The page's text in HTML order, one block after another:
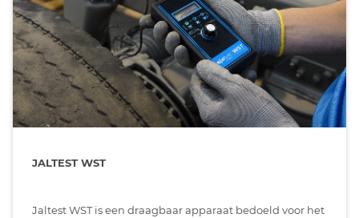
JALTEST WST
Jaltest WST is een draagbaar apparaat bedoeld voor het